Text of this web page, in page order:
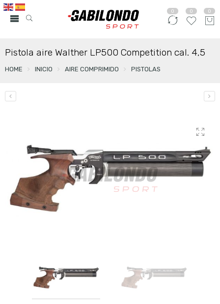
0 0 0
Pistola aire Walther LP500 Competition cal. 4,5
HOME INICIO AIRE COMPRIMIDO PISTOLAS